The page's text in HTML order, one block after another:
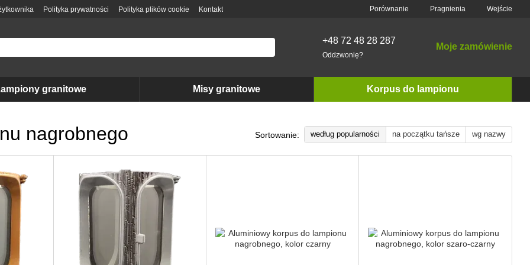
Polityka prywatności Polityka plików cookie Kontakt Porównanie Pragnienia Wejście
+48 72 48 28 287
Oddzwonię?
Moje zamówienie
granitowe Misy granitowe Korpus do lampionu
nagrobnego Sortowanie: według popularności na początku tańsze wg nazwy